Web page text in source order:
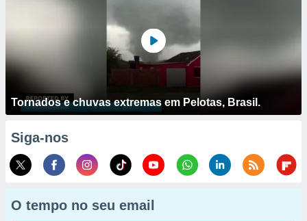
Tornados e chuvas extremas em Pelotas, Brasil.
Siga-nos
O tempo no seu email